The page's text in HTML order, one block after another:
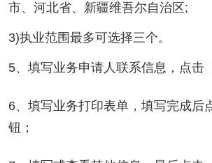
市、河北省、新疆维吾尔自治区;
3)执业范围最多可选择三个。
5、填写业务申请人联系信息，点击
6、填写业务打印表单，填写完成后
钮；